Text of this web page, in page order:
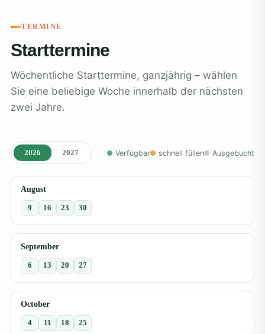
TERMINE
Starttermine
Wöchentliche Starttermine, ganzjährig – wählen
Sie eine beliebige Woche innerhalb der nächsten
zwei Jahre.
2026 2027 Verfügbar schnell füllen Ausgebucht
August
9 16 23 30
September
6 13 20 27
October
4 11 18 25